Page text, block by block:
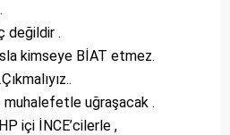
değildir .
kimseye BİAT etmez.
muhalefetle uğraşacak .
içi İNCE’cilerle ,